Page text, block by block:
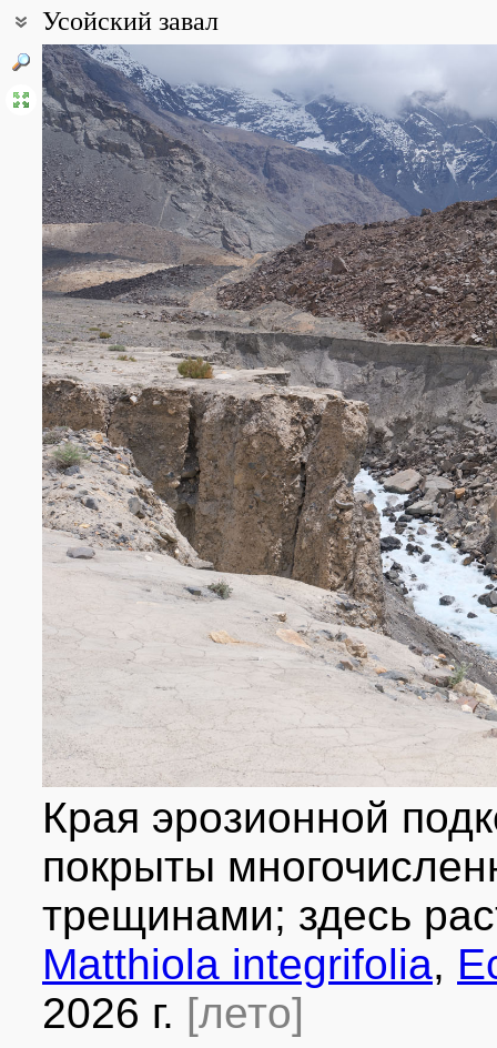
Усойский завал
Координаты:
38° 16′ 10.5″ с.ш., 72° 36′ 01.3″ в.д. (смотреть на картах
Описание точки:
Усойский завал – гигантский оползень, отделившийся в
сейсмического воздействия, и перекрывший долину р. Мургаб.
представляет собой хаотичное нагромождение
песчаников и др. Высота завала над уровнем моря около 3300
скопления мелкозёма, глин, селевых выносах и тп. На
Усойдара, которая отлагает селевые массы в северной части
Все фотографии(104) Фото растений и лишайников(205)
Края эрозионной
покрыты
трещинами; здесь
Matthiola integrifolia,
2026 г. [лето]